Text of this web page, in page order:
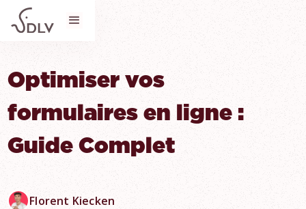
Optimiser vos
formulaires en ligne :
Guide Complet
Florent Kiecken